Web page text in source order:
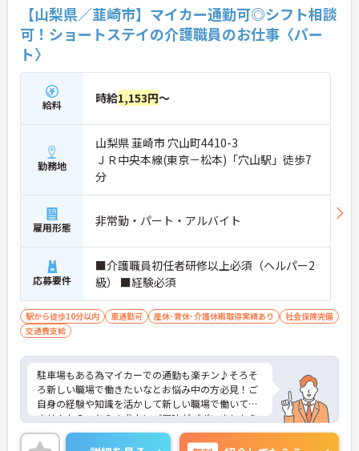
【山梨県／韮崎市】マイカー通勤可◎シフト相談
可！ショートステイの介護職員のお仕事〈パー
ト〉
給料 時給1,153円～
勤務地
山梨県 韮崎市 穴山町4410-3
ＪＲ中央本線(東京－松本)「穴山駅」徒歩7
分
雇用形態 非常勤・パート・アルバイト
応募要件
■介護職員初任者研修以上必須（ヘルパー2
級） ■経験必須
駅から徒歩10分以内 車通勤可 産休･育休･介護休暇取得実績あり
社会保険完備
交通費支給
駐車場もある為マイカーでの通勤も楽チン♪そろそ
ろ新しい職場で働きたいなとお悩み中の方必見！ご
自身の経験や知識を活かして新しい職場で働いてみ
ませんか？こちらの求人にご興味がございましたら
面接のポイントもお伝えしますので是非ご応募お待
ちしております。